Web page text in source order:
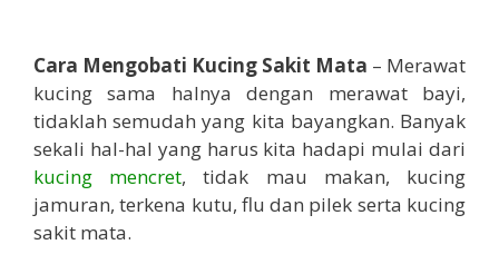
Cara Mengobati Kucing Sakit Mata – Merawat
kucing sama halnya dengan merawat bayi,
tidaklah semudah yang kita bayangkan. Banyak
sekali hal-hal yang harus kita hadapi mulai dari
kucing mencret, tidak mau makan, kucing
jamuran, terkena kutu, flu dan pilek serta kucing
sakit mata.